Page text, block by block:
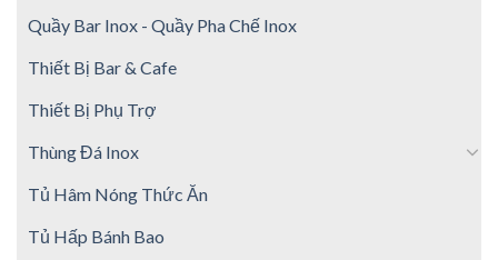
Quầy Bar Inox - Quầy Pha Chế Inox
Thiết Bị Bar & Cafe
Thiết Bị Phụ Trợ
Thùng Đá Inox
Tủ Hâm Nóng Thức Ăn
Tủ Hấp Bánh Bao